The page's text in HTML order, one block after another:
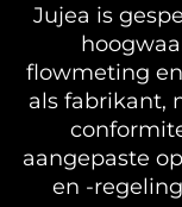
Jujea is
flowmeting
als fabrikant,
aangepaste
en -